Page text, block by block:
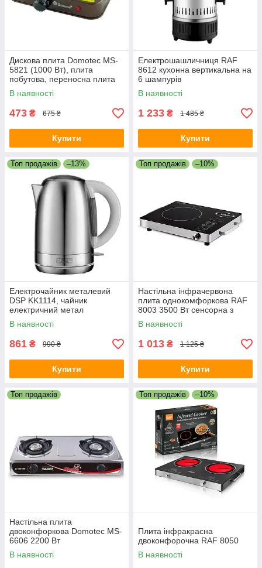
Дискова плита Domotec MS-
5821 (1000 Вт), плита
побутова, переносна плита
В наявності
473 ₴ 675 ₴
Купити
Електрошашличниця RAF
8612 кухонна вертикальна на
6 шампурів
В наявності
1 233 ₴ 1 485 ₴
Купити
Топ продажів –13%
Електрочайник металевий
DSP KK1114, чайник
електричний метал
В наявності
861 ₴ 990 ₴
Купити
Топ продажів –10%
Настільна інфрачервона
плита однокомфоркова RAF
8003 3500 Вт сенсорна з
таймером
В наявності
1 013 ₴ 1 125 ₴
Купити
Топ продажів
Настільна плита
двоконфоркова Domotec MS-
6606 2200 Вт
В наявності
Топ продажів –10%
Плита інфракрасна
двоконфорочна RAF 8050
В наявності